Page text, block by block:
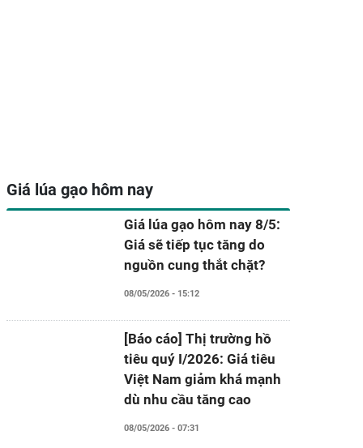
Giá lúa gạo hôm nay
Giá lúa gạo hôm nay 8/5:
Giá sẽ tiếp tục tăng do
nguồn cung thắt chặt?
08/05/2026 - 15:12
[Báo cáo] Thị trường hồ
tiêu quý I/2026: Giá tiêu
Việt Nam giảm khá mạnh
dù nhu cầu tăng cao
08/05/2026 - 07:31